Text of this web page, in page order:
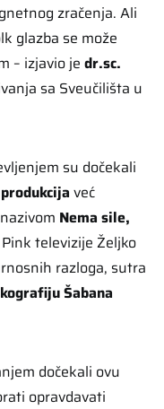
zračenja. Ali
glazba se može
– izjavio je dr.sc.
sa Sveučilišta u
su dočekali
već
Nema sile,
televizije Željko
razloga, sutra
Šabana
dočekali ovu
opravdavati